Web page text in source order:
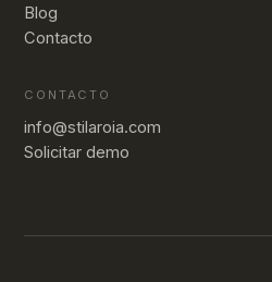
Blog
Contacto
CONTACTO
info@stilaroia.com
Solicitar demo